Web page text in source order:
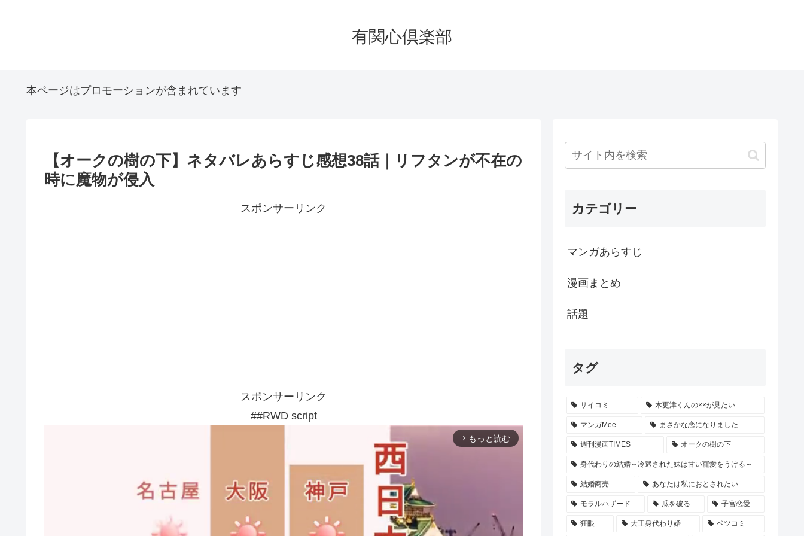
有関心倶楽部
本ページはプロモーションが含まれています
【オークの樹の下】ネタバレあらすじ感想38話｜リフタンが不在の
時に魔物が侵入
スポンサーリンク
スポンサーリンク
##RWD script
arrow_forward_ios もっと読む
カテゴリー
マンガあらすじ
漫画まとめ
話題
タグ
サイコミ 木更津くんの××が見たい
マンガMee まさかな恋になりました
週刊漫画TIMES オークの樹の下
身代わりの結婚～冷遇された妹は甘い寵愛をうける～
結婚商売 あなたは私におとされたい
モラルハザード 瓜を破る 子宮恋愛
狂眼 大正身代わり婚 ベツコミ